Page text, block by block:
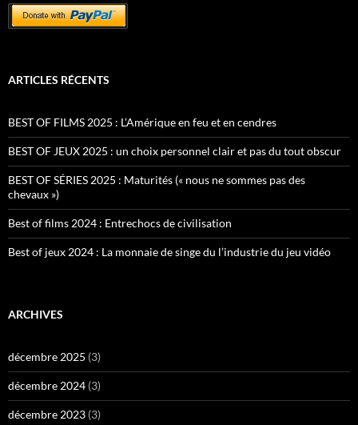
ARTICLES RÉCENTS
BEST OF FILMS 2025 : L’Amérique en feu et en cendres
BEST OF JEUX 2025 : un choix personnel clair et pas du tout obscur
BEST OF SÉRIES 2025 : Maturités (« nous ne sommes pas des
chevaux »)
Best of films 2024 : Entrechocs de civilisation
Best of jeux 2024 : La monnaie de singe du l’industrie du jeu vidéo
ARCHIVES
décembre 2025 (3)
décembre 2024 (3)
décembre 2023 (3)